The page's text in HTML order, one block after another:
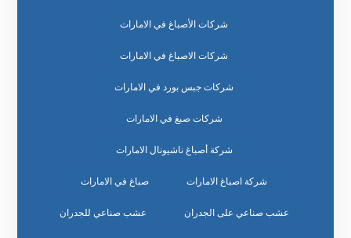
شركات الأصباغ في الامارات
شركات الاصباغ في الامارات
شركات جبس بورد في الامارات
شركات صبغ في الامارات
شركة أصباغ ناشيونال الامارات
شركة اصباغ الامارات صباغ في الامارات
عشب صناعي على الجدران عشب صناعي للجدران